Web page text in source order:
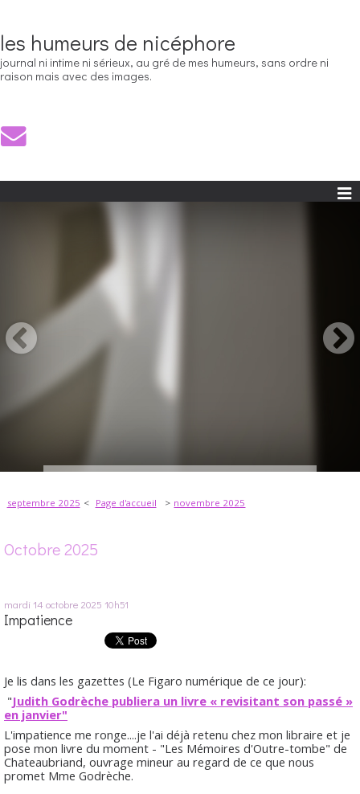
les humeurs de nicéphore
journal ni intime ni sérieux, au gré de mes humeurs, sans ordre ni
raison mais avec des images.
septembre 2025 Page d'accueil novembre 2025
Octobre 2025
mardi 14 octobre 2025 10h51
Impatience
Je lis dans les gazettes (Le Figaro numérique de ce jour):
"Judith Godrèche publiera un livre « revisitant son passé »
en janvier"
L'impatience me ronge....je l'ai déjà retenu chez mon libraire et je
pose mon livre du moment - "Les Mémoires d'Outre-tombe" de
Chateaubriand, ouvrage mineur au regard de ce que nous
promet Mme Godrèche.